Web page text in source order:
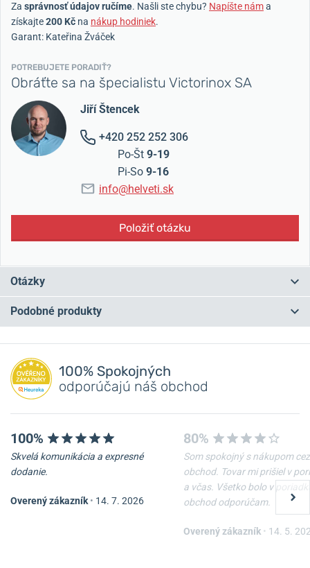
Za správnosť údajov ručíme. Našli ste chybu? Napíšte náma
získajte200 Kč na nákup hodiniek.
Garant: Kateřina Žváček
POTREBUJETE PORADIŤ?
Obráťte sa na špecialistu Victorinox SA
Jiří Štencek
+420 252 252 306
Po-Št 9-19
Pi-So 9-16
info@helveti.sk
Položiť otázku
Otázky
Máte otázku? Zanechajte nám komentár
Pridať dotaz
Podobné produkty
Nôž Victorinox Waiter
-10%
Nôž Victorinox Spartan
100% Spokojných
odporúčajú náš obchod
100%
Skvelá komunikácia a expresné
dodanie.
Overený zákazník • 14. 7. 2026
80%
Som spokojný s nákupom cez
obchod. Tovar mi prišiel v
a včas. Všetko bolo v
obchod odporúčam.
Overený zákazník • 14. 5.